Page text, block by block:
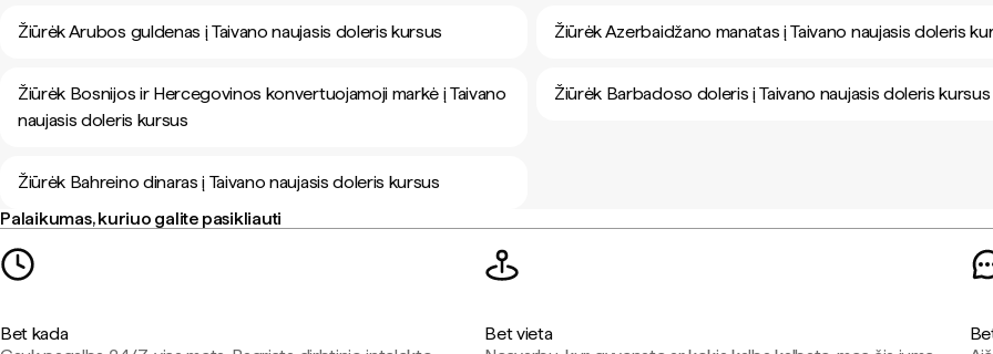
Žiūrėk Arubos guldenas į Taivano naujasis doleris kursus Žiūrėk Azerbaidžano manatas į Taivano naujasis doleris
Žiūrėk Bosnijos ir Hercegovinos konvertuojamoji markė į Taivano
naujasis doleris kursus
Žiūrėk Barbadoso doleris į Taivano naujasis doleris kursus
Žiūrėk Bahreino dinaras į Taivano naujasis doleris kursus
Palaikumas, kuriuo galite pasikliauti
Bet kada
Bet vieta